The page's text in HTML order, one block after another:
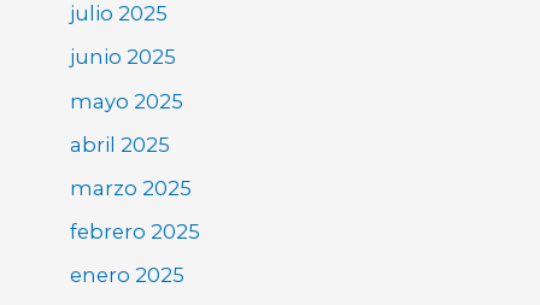
julio 2025
junio 2025
mayo 2025
abril 2025
marzo 2025
febrero 2025
enero 2025